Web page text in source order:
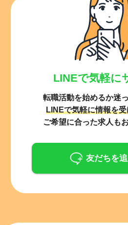
LINEで気軽に
転職活動を始めるか迷
LINEで気軽に情報を
ご希望に合った求人も
友だちを